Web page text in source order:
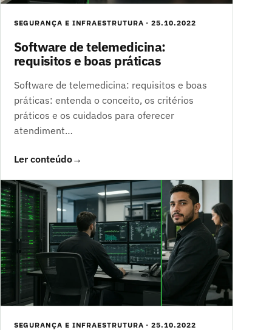
SEGURANÇA E INFRAESTRUTURA · 25.10.2022
Software de telemedicina:
requisitos e boas práticas
Software de telemedicina: requisitos e boas
práticas: entenda o conceito, os critérios
práticos e os cuidados para oferecer
atendiment…
Ler conteúdo→
SEGURANÇA E INFRAESTRUTURA · 25.10.2022